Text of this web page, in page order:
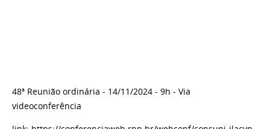
48ª Reunião ordinária - 14/11/2024 - 9h - Via
videoconferência